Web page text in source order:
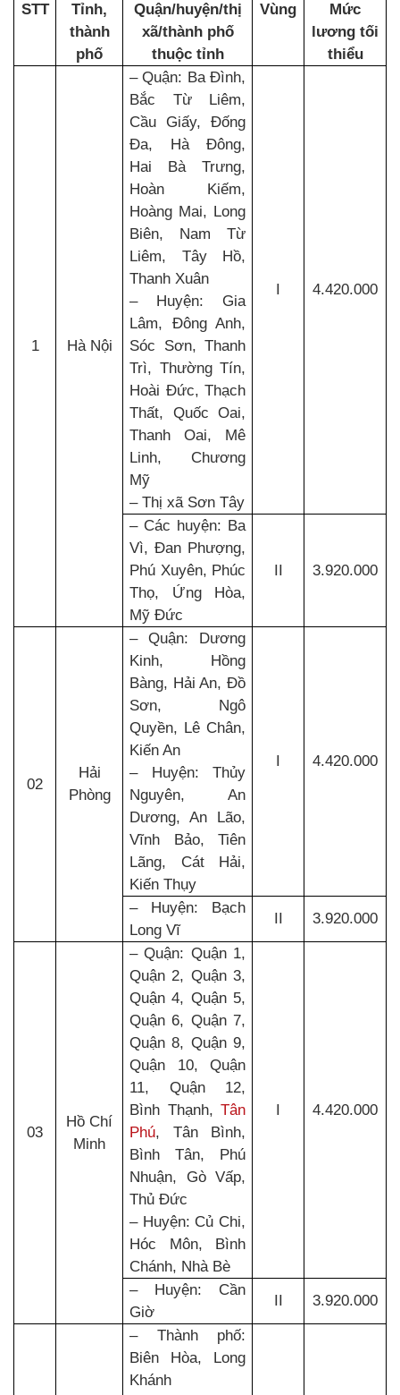
STT
Tỉnh,
thành
phố
Quận/huyện/thị
xã/thành phố
thuộc tỉnh
Vùng
Mức
lương tối
thiểu
1 Hà Nội
– Quận: Ba Đình,
Bắc Từ Liêm,
Cầu Giấy, Đống
Đa, Hà Đông,
Hai Bà Trưng,
Hoàn Kiếm,
Hoàng Mai, Long
Biên, Nam Từ
Liêm, Tây Hồ,
Thanh Xuân
– Huyện: Gia
Lâm, Đông Anh,
Sóc Sơn, Thanh
Trì, Thường Tín,
Hoài Đức, Thạch
Thất, Quốc Oai,
Thanh Oai, Mê
Linh, Chương
Mỹ
– Thị xã Sơn Tây
4.420.000
– Các huyện: Ba
Vì, Đan Phượng,
Phú Xuyên, Phúc
Thọ, Ứng Hòa,
Mỹ Đức
3.920.000
02
Hải
Phòng
– Quận: Dương
Kinh, Hồng
Bàng, Hải An, Đồ
Sơn, Ngô
Quyền, Lê Chân,
Kiến An
– Huyện: Thủy
Nguyên, An
Dương, An Lão,
Vĩnh Bảo, Tiên
Lãng, Cát Hải,
Kiến Thụy
4.420.000
– Huyện: Bạch
Long Vĩ
3.920.000
03
Hồ Chí
Minh
– Quận: Quận 1,
Quận 2, Quận 3,
Quận 4, Quận 5,
Quận 6, Quận 7,
Quận 8, Quận 9,
Quận 10, Quận
11, Quận 12,
Bình Thạnh, Tân
Phú, Tân Bình,
Bình Tân, Phú
Nhuận, Gò Vấp,
Thủ Đức
– Huyện: Củ Chi,
Hóc Môn, Bình
Chánh, Nhà Bè
4.420.000
– Huyện: Cần
Giờ
3.920.000
– Thành phố:
Biên Hòa, Long
Khánh